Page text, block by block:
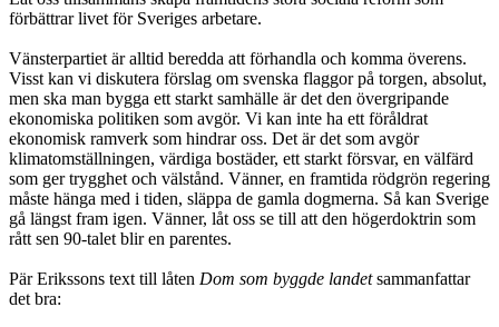
förbättrar livet för Sveriges arbetare.
Vänsterpartiet är alltid beredda att förhandla och komma överens.
Visst kan vi diskutera förslag om svenska flaggor på torgen, absolut,
men ska man bygga ett starkt samhälle är det den övergripande
ekonomiska politiken som avgör. Vi kan inte ha ett föråldrat
ekonomisk ramverk som hindrar oss. Det är det som avgör
klimatomställningen, värdiga bostäder, ett starkt försvar, en välfärd
som ger trygghet och välstånd. Vänner, en framtida rödgrön regering
måste hänga med i tiden, släppa de gamla dogmerna. Så kan Sverige
gå längst fram igen. Vänner, låt oss se till att den högerdoktrin som
rått sen 90-talet blir en parentes.
Pär Erikssons text till låten Dom som byggde landetsammanfattar
det bra: